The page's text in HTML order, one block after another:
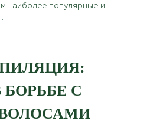
наиболее популярные и
С